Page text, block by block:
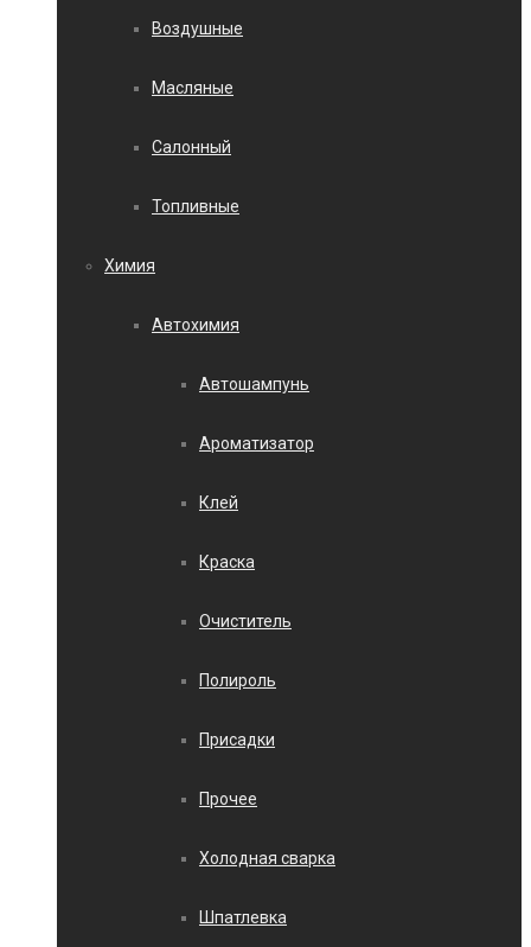
Воздушные
Масляные
Салонный
Топливные
Химия
Автохимия
Автошампунь
Ароматизатор
Клей
Краска
Очиститель
Полироль
Присадки
Прочее
Холодная сварка
Шпатлевка